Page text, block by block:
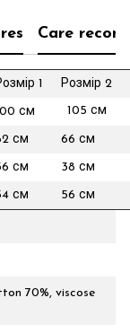
Care
1 Розмір 2
см 105 см
см 66 см
см 38 см
см 56 см
70%, viscose